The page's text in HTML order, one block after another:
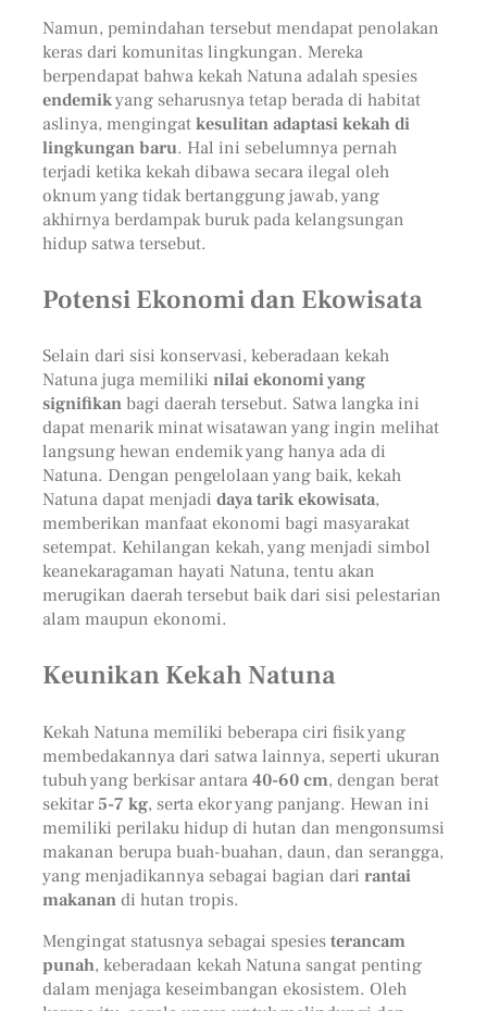
Namun, pemindahan tersebut mendapat penolakan
keras dari komunitas lingkungan. Mereka
berpendapat bahwa kekah Natuna adalah spesies
endemikyang seharusnya tetap berada di habitat
aslinya, mengingatkesulitan adaptasi kekah di
lingkungan baru. Hal ini sebelumnya pernah
terjadi ketika kekah dibawa secara ilegal oleh
oknum yang tidak bertanggung jawab, yang
akhirnya berdampak buruk pada kelangsungan
hidup satwa tersebut.
Potensi Ekonomi dan Ekowisata
Selain dari sisi konservasi, keberadaan kekah
Natuna juga memiliki nilai ekonomi yang
signifikanbagi daerah tersebut. Satwa langka ini
dapat menarik minat wisatawan yang ingin melihat
langsung hewan endemik yang hanya ada di
Natuna. Dengan pengelolaan yang baik, kekah
Natuna dapat menjadi daya tarik ekowisata,
memberikan manfaat ekonomi bagi masyarakat
setempat. Kehilangan kekah, yang menjadi simbol
keanekaragaman hayati Natuna, tentu akan
merugikan daerah tersebut baik dari sisi pelestarian
alam maupun ekonomi.
Keunikan Kekah Natuna
Kekah Natuna memiliki beberapa ciri fisik yang
membedakannya dari satwa lainnya, seperti ukuran
tubuh yang berkisar antara40-60 cm, dengan berat
sekitar5-7 kg, serta ekor yang panjang. Hewan ini
memiliki perilaku hidup di hutan dan mengonsumsi
makanan berupa buah-buahan, daun, dan serangga,
yang menjadikannya sebagai bagian dari rantai
makanandi hutan tropis.
Mengingat statusnya sebagai spesiesterancam
punah, keberadaan kekah Natuna sangat penting
dalam menjaga keseimbangan ekosistem. Oleh